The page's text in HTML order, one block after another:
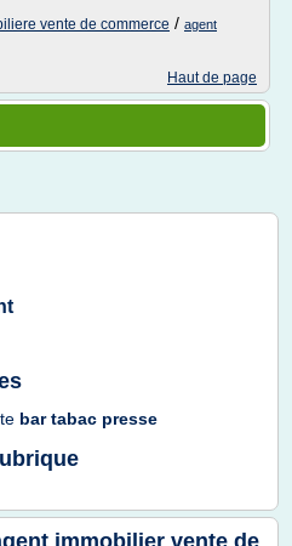
vente de commerce / agent
Haut de page
bar tabac presse
immobilier vente de